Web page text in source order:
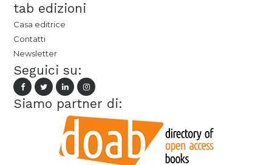
tab edizioni
Casa editrice
Contatti
Newsletter
Seguici su:
Siamo partner di: